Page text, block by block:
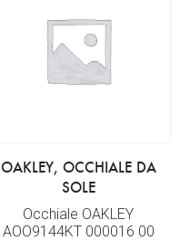
OAKLEY, OCCHIALE DA
SOLE
Occhiale OAKLEY
AOO9144KT 000016 00